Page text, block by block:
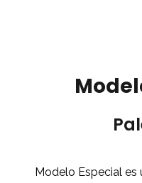
Modelo Especial es